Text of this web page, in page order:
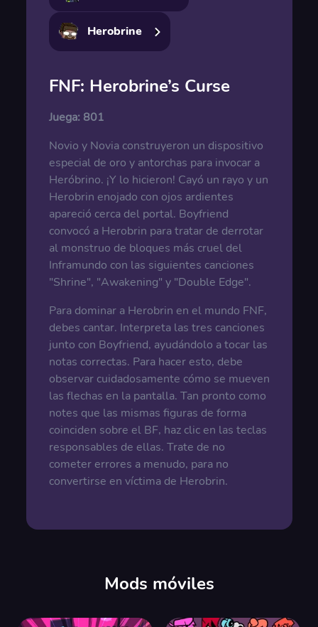
Herobrine
FNF: Herobrine’s Curse
Juega: 801
Novio y Novia construyeron un dispositivo
especial de oro y antorchas para invocar a
Heróbrino. ¡Y lo hicieron! Cayó un rayo y un
Herobrin enojado con ojos ardientes
apareció cerca del portal. Boyfriend
convocó a Herobrin para tratar de derrotar
al monstruo de bloques más cruel del
Inframundo con las siguientes canciones
"Shrine", "Awakening" y "Double Edge".
Para dominar a Herobrin en el mundo FNF,
debes cantar. Interpreta las tres canciones
junto con Boyfriend, ayudándolo a tocar las
notas correctas. Para hacer esto, debe
observar cuidadosamente cómo se mueven
las flechas en la pantalla. Tan pronto como
notes que las mismas figuras de forma
coinciden sobre el BF, haz clic en las teclas
responsables de ellas. Trate de no
cometer errores a menudo, para no
convertirse en víctima de Herobrin.
Mods móviles